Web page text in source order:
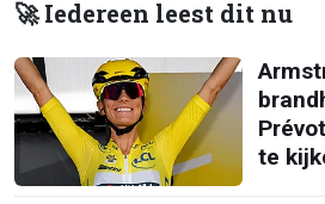
🚀 Iedereen leest dit nu
te